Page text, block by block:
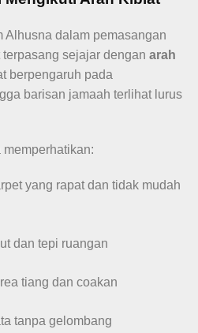
Alhusna dalam pemasangan
sejajar dengan arah
berpengaruh pada
barisan jamaah terlihat lurus
yang rapat dan tidak mudah
dan tepi ruangan
tiang dan coakan
tanpa gelombang